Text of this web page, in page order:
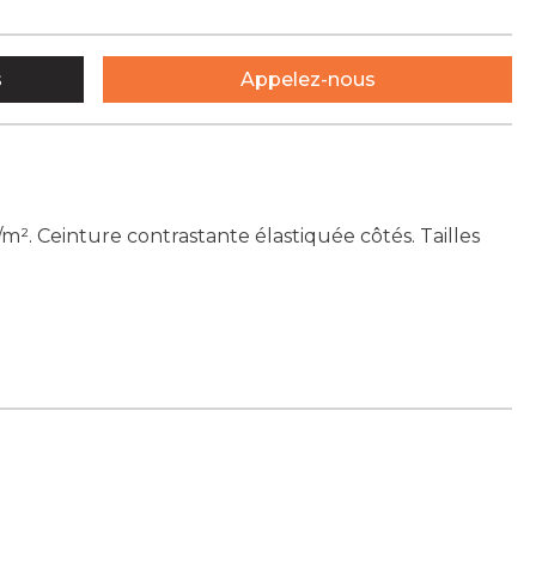
Ceinture contrastante élastiquée côtés. Tailles
Appelez-nous